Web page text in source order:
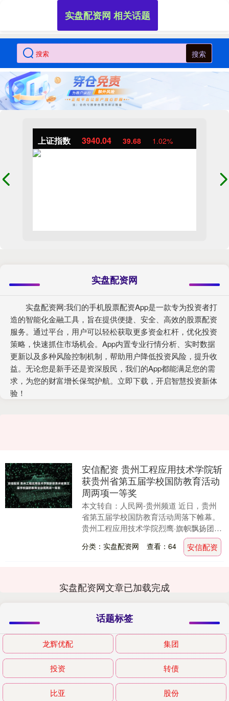
搜索
上证指数 3940.04 39.68 1.02%
实盘配资网
实盘配资网:我们的手机股票配资App是一款专为投资者打
造的智能化金融工具，旨在提供便捷、安全、高效的股票配资
服务。通过平台，用户可以轻松获取更多资金杠杆，优化投资
策略，快速抓住市场机会。App内置专业行情分析、实时数据
更新以及多种风险控制机制，帮助用户降低投资风险，提升收
益。无论您是新手还是资深股民，我们的App都能满足您的需
求，为您的财富增长保驾护航。立即下载，开启智慧投资新体
验！
实盘配资网 相关话题
安信配资 贵州工程应用技术学院斩
获贵州省第五届学校国防教育活动
周两项一等奖
本文转自：人民网-贵州频道 近日，贵州
省第五届学校国防教育活动周落下帷幕。
贵州工程应用技术学院烈鹰·旗帜飘扬团队
全体参赛队员凭借过硬的综合素质、严谨
的作风与顽强....
分类：实盘配资网 查看：64 安信配资
实盘配资网文章已加载完成
话题标签
龙辉优配 集团
投资 转债
比亚 股份